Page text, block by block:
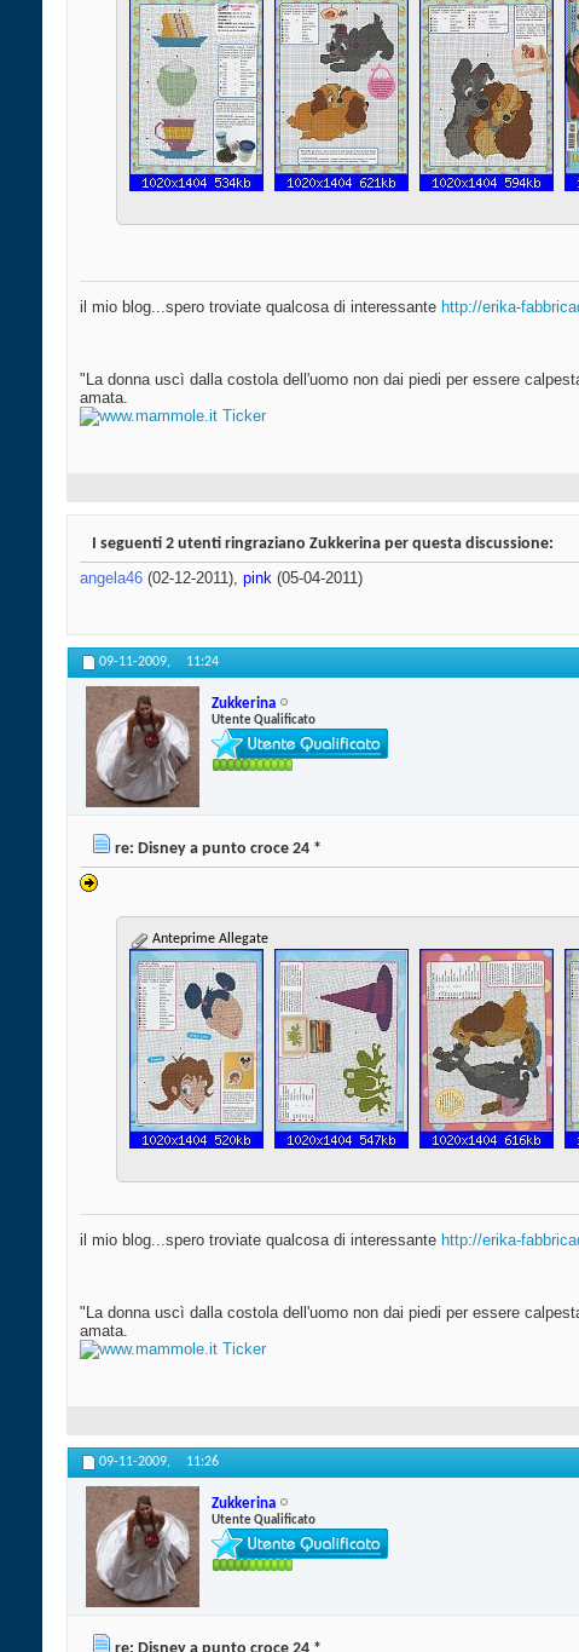
il mio blog...spero troviate qualcosa di interessante http://erika-
"La donna uscì dalla costola dell'uomo non dai piedi per essere
amata.
I seguenti 2 utenti ringraziano Zukkerina per questa discussione:
angela46 (02-12-2011), pink (05-04-2011)
09-11-2009, 11:24
Zukkerina
Utente Qualificato
re: Disney a punto croce 24 *
Anteprime Allegate
il mio blog...spero troviate qualcosa di interessante http://erika-
"La donna uscì dalla costola dell'uomo non dai piedi per essere
amata.
09-11-2009, 11:26
Zukkerina
Utente Qualificato